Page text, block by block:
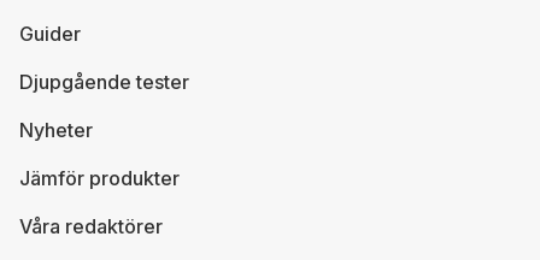
Guider
Djupgående tester
Nyheter
Jämför produkter
Våra redaktörer